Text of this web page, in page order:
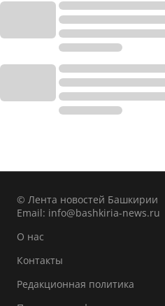
© Лента новостей Башкирии
Email: info@bashkiria-news.ru
О нас
Контакты
Редакционная политика